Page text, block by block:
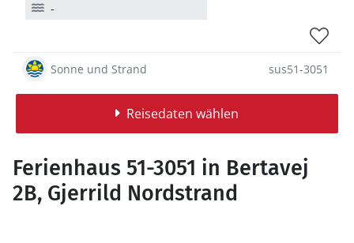
-
Sonne und Strand sus51-3051
Reisedaten wählen
Ferienhaus 51-3051 in Bertavej
2B, Gjerrild Nordstrand